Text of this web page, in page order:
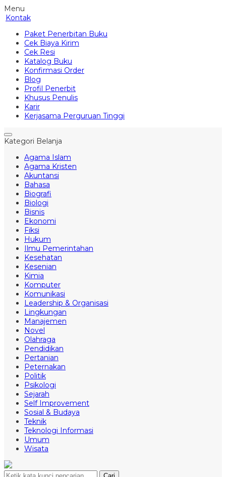
Menu
Kontak
Paket Penerbitan Buku
Cek Biaya Kirim
Cek Resi
Katalog Buku
Konfirmasi Order
Blog
Profil Penerbit
Khusus Penulis
Karir
Kerjasama Perguruan Tinggi
Kategori Belanja
Agama Islam
Agama Kristen
Akuntansi
Bahasa
Biografi
Biologi
Bisnis
Ekonomi
Fiksi
Hukum
Ilmu Pemerintahan
Kesehatan
Kesenian
Kimia
Komputer
Komunikasi
Leadership & Organisasi
Lingkungan
Manajemen
Novel
Olahraga
Pendidikan
Pertanian
Peternakan
Politik
Psikologi
Sejarah
Self Improvement
Sosial & Budaya
Teknik
Teknologi Informasi
Umum
Wisata